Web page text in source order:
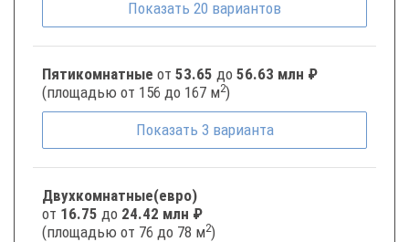
Показать 20 вариантов
Пятикомнатные от 53.65 до 56.63 млн ₽
(площадью от 156 до 167 м2)
Показать 3 варианта
Двухкомнатные(евро)
от 16.75 до 24.42 млн ₽
(площадью от 76 до 78 м2)